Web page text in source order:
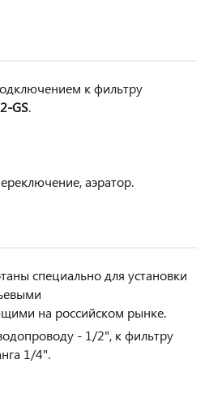
к фильтру
GS.
аэратор.
специально для установки
на российском рынке.
- 1/2", к фильтру
1/4".